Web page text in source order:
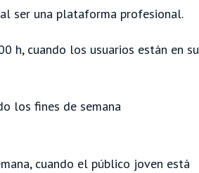
ser una plataforma profesional.
h, cuando los usuarios están en su
los fines de semana
cuando el público joven está